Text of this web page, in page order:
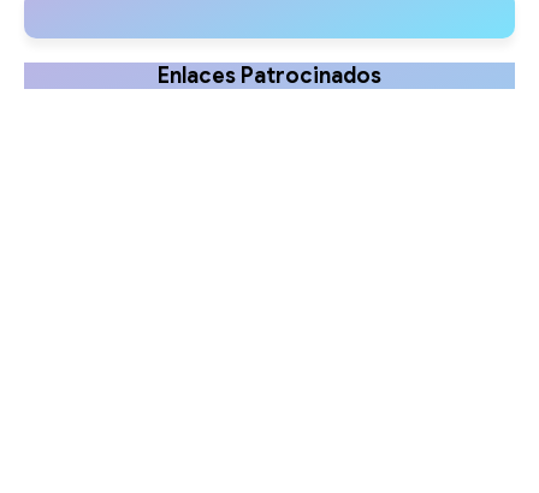
Enlaces Patrocinados